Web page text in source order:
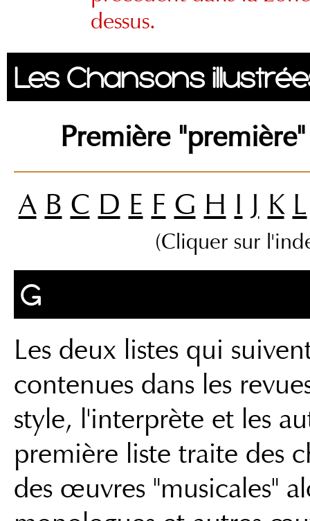
dessus.
Les Chansons
Première
A B C D E F G H I J K L
(Cliquer sur
G
Les deux listes qui
contenues dans les
style, l'interprète et les
première liste traite des
des œuvres "musicales"